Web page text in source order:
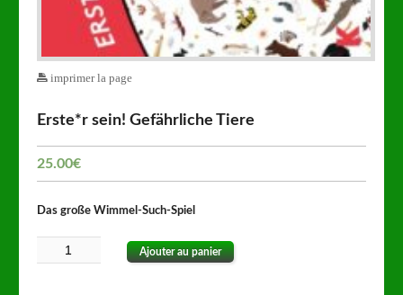
imprimer la page
Erste*r sein! Gefährliche Tiere
25.00€
Das große Wimmel-Such-Spiel
Ajouter au panier